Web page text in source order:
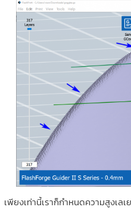
เพียงเท่านี้เราก็กำหนดความสูงเล